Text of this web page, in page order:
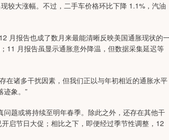
较大涨幅。不过，二手车价格环比下降 1.1%，汽油
报告也成了数月来最能清晰反映美国通胀现状的
11 月报告虽显示通胀意外降温，但数据采集延迟等
诸多干扰因素，但我们正以与年初相近的通胀水平
迹象。”
题或将持续至明年春季。除此之外，还存在其他干
启节日大促；相比之下，即便经过季节性调整，12